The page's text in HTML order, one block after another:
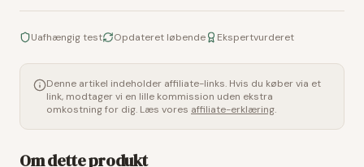
Uafhængig test Opdateret løbende Ekspertvurderet
Denne artikel indeholder affiliate-links. Hvis du køber via et
link, modtager vi en lille kommission uden ekstra
omkostning for dig. Læs vores affiliate-erklæring.
Om dette produkt